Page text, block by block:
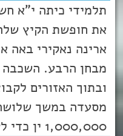
תלמידי כיתה י"א
את חופשת הקיץ
ארינה נאקירי
מבחן הרבע. השכבה
ובתוך האזורים
מסעדה במשך
1,000,000 ין כדי לעבור!